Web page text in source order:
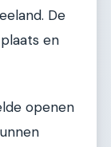
De
en
openen